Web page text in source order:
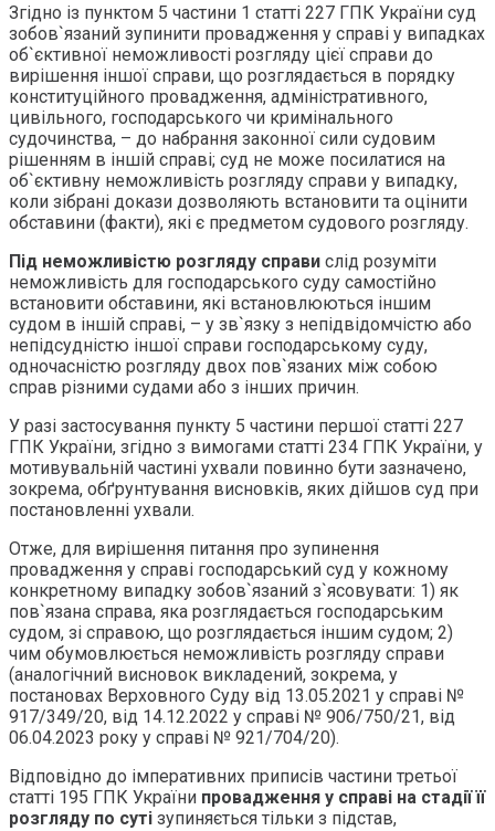
Згідно із пунктом 5 частини 1 статті 227 ГПК України суд
зобов`язаний зупинити провадження у справі у випадках
об`єктивної неможливості розгляду цієї справи до
вирішення іншої справи, що розглядається в порядку
конституційного провадження, адміністративного,
цивільного, господарського чи кримінального
судочинства, – до набрання законної сили судовим
рішенням в іншій справі; суд не може посилатися на
об`єктивну неможливість розгляду справи у випадку,
коли зібрані докази дозволяють встановити та оцінити
обставини (факти), які є предметом судового розгляду.
Під неможливістю розгляду справи слід розуміти
неможливість для господарського суду самостійно
встановити обставини, які встановлюються іншим
судом в іншій справі, – у зв`язку з непідвідомчістю або
непідсудністю іншої справи господарському суду,
одночасністю розгляду двох пов`язаних між собою
справ різними судами або з інших причин.
У разі застосування пункту 5 частини першої статті 227
ГПК України, згідно з вимогами статті 234 ГПК України, у
мотивувальній частині ухвали повинно бути зазначено,
зокрема, обґрунтування висновків, яких дійшов суд при
постановленні ухвали.
Отже, для вирішення питання про зупинення
провадження у справі господарський суд у кожному
конкретному випадку зобов`язаний з`ясовувати: 1) як
пов`язана справа, яка розглядається господарським
судом, зі справою, що розглядається іншим судом; 2)
чим обумовлюється неможливість розгляду справи
(аналогічний висновок викладений, зокрема, у
постановах Верховного Суду від 13.05.2021 у справі №
917/349/20, від 14.12.2022 у справі № 906/750/21, від
06.04.2023 року у справі № 921/704/20).
Відповідно до імперативних приписів частини третьої
статті 195 ГПК України провадження у справі на стадії її
розгляду по суті зупиняється тільки з підстав,